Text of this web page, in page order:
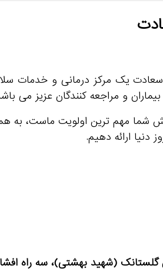
سعادت یک مرکز درمانی و خدمات
و مراجعه کنندگان عزیز می
شما مهم ترین اولویت ماست، به
دنیا ارائه دهیم.
(شهید بهشتی)، سه راه